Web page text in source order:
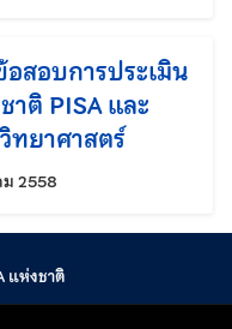
อสอบการประเมิน
าติ PISA และ
ทยาศาสตร์
ม 2558แก้ไขล่าสุดเมื่อ:
แห่งชาติ